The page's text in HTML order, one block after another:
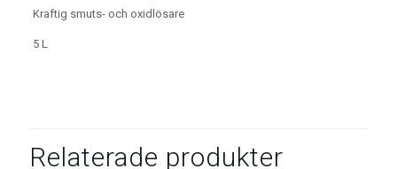
Kraftig smuts- och oxidlösare
5 L
Relaterade produkter